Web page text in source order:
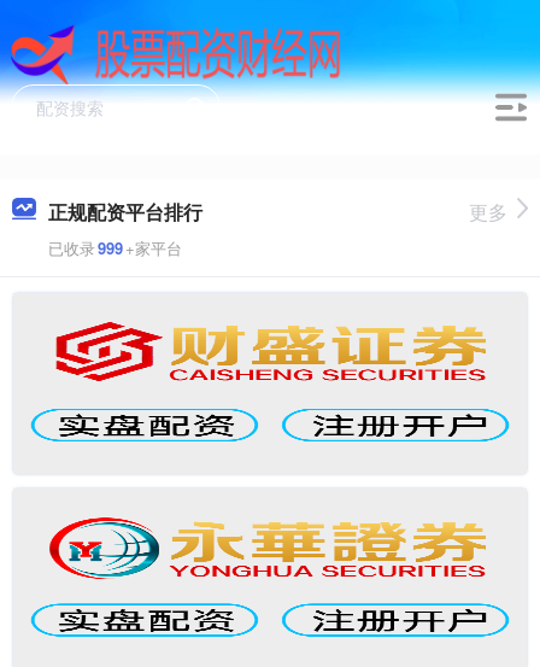
正规配资平台排行
已收录999+家平台
更多